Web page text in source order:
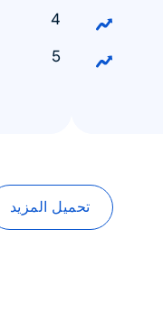
تحميل المزيد